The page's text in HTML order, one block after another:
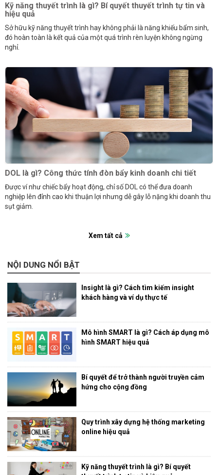
Kỹ năng thuyết trình là gì? Bí quyết thuyết trình tự tin và
hiệu quả
Sở hữu kỹ năng thuyết trình hay không phải là năng khiếu bẩm sinh,
đó hoàn toàn là kết quả của một quá trình rèn luyện không ngừng
nghỉ.
DOL là gì? Công thức tính đòn bẩy kinh doanh chi tiết
Được ví như chiếc bẩy hoạt động, chỉ số DOL có thể đưa doanh
nghiệp lên đỉnh cao khi thuận lợi nhưng dễ gây lỗ nặng khi doanh thu
sụt giảm.
Xem tất cả
NỘI DUNG NỔI BẬT
Insight là gì? Cách tìm kiếm insight
khách hàng và ví dụ thực tế
Mô hình SMART là gì? Cách áp dụng mô
hình SMART hiệu quả
Bí quyết để trở thành người truyền cảm
hứng cho cộng đồng
Quy trình xây dựng hệ thống marketing
online hiệu quả
Kỹ năng thuyết trình là gì? Bí quyết